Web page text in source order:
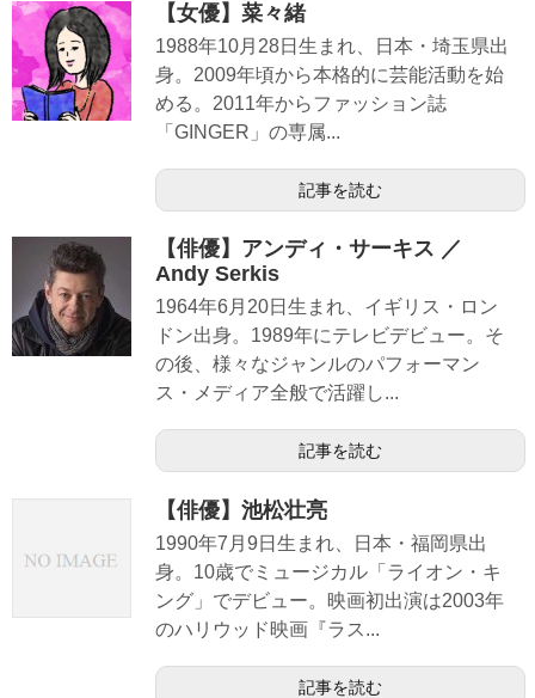
【女優】菜々緒
1988年10月28日生まれ、日本・埼玉県出
身。2009年頃から本格的に芸能活動を始
める。2011年からファッション誌
「GINGER」の専属...
記事を読む
【俳優】アンディ・サーキス ／
Andy Serkis
1964年6月20日生まれ、イギリス・ロン
ドン出身。1989年にテレビデビュー。そ
の後、様々なジャンルのパフォーマン
ス・メディア全般で活躍し...
記事を読む
【俳優】池松壮亮
1990年7月9日生まれ、日本・福岡県出
身。10歳でミュージカル「ライオン・キ
ング」でデビュー。映画初出演は2003年
のハリウッド映画『ラス...
記事を読む